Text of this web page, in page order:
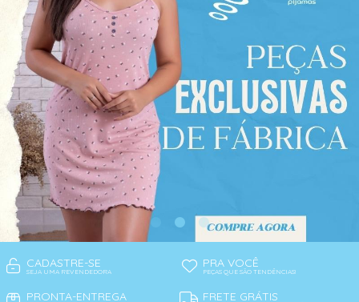
CADASTRE-SE
SEJA UMA REVENDEDORA
PRA VOCÊ
PEÇAS QUE SÃO TENDÊNCIAS!
PRONTA-ENTREGA FRETE GRÁTIS